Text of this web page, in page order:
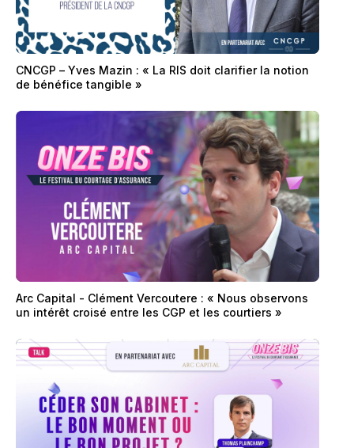
CNCGP – Yves Mazin : « La RIS doit clarifier la notion
de bénéfice tangible »
Arc Capital - Clément Vercoutere : « Nous observons
un intérêt croisé entre les CGP et les courtiers »